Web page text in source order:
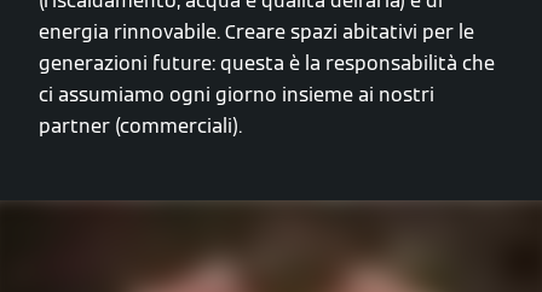
energia rinnovabile. Creare spazi abitativi per le
generazioni future: questa è la responsabilità che
ci assumiamo ogni giorno insieme ai nostri
partner (commerciali).